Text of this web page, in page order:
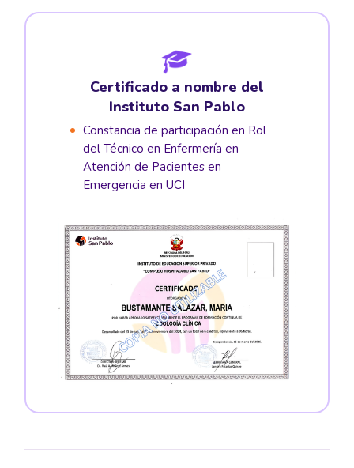
Certificado a nombre del
Instituto San Pablo
Constancia de participación en Rol
del Técnico en Enfermería en
Atención de Pacientes en
Emergencia en UCI